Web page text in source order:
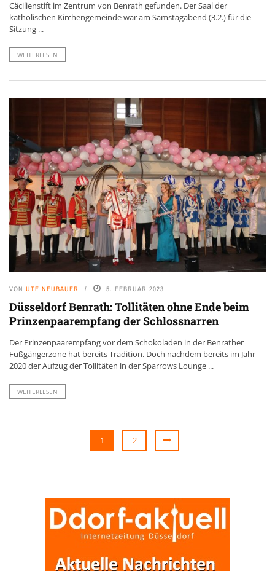
Cäcilienstift im Zentrum von Benrath gefunden. Der Saal der
katholischen Kirchengemeinde war am Samstagabend (3.2.) für die
Sitzung ...
WEITERLESEN
VON UTE NEUBAUER 5. FEBRUAR 2023
Düsseldorf Benrath: Tollitäten ohne Ende beim
Prinzenpaarempfang der Schlossnarren
Der Prinzenpaarempfang vor dem Schokoladen in der Benrather
Fußgängerzone hat bereits Tradition. Doch nachdem bereits im Jahr
2020 der Aufzug der Tollitäten in der Sparrows Lounge ...
WEITERLESEN
1 2